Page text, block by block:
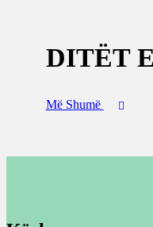
DITËT
Më Shumë